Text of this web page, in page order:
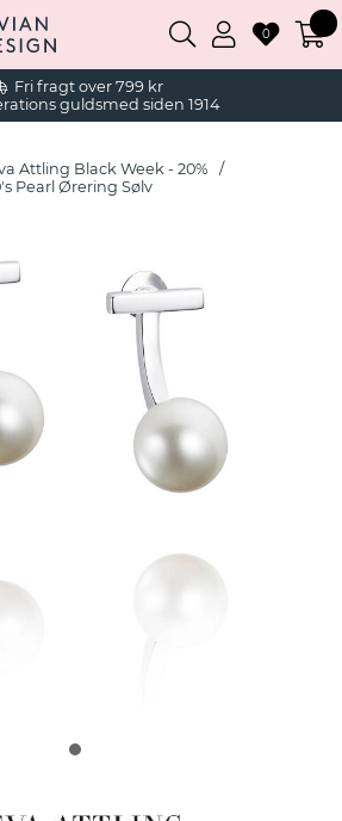
Fri fragt over 799 kr
guldsmed siden 1914
0
Attling Black Week - 20%
Pearl Ørering Sølv